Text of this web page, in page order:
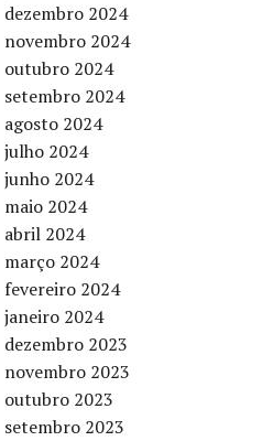
dezembro 2024
novembro 2024
outubro 2024
setembro 2024
agosto 2024
julho 2024
junho 2024
maio 2024
abril 2024
março 2024
fevereiro 2024
janeiro 2024
dezembro 2023
novembro 2023
outubro 2023
setembro 2023